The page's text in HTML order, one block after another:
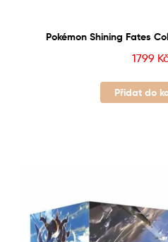
Pokémon Shining Fates
1799
Přidat do